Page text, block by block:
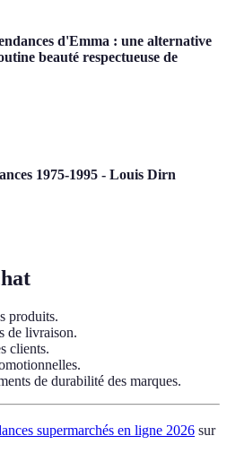
d'Emma : une alternative
beauté respectueuse de
1975-1995 - Louis Dirn
produits.
de livraison.
clients.
de durabilité des marques.
supermarchés en ligne 2026 sur